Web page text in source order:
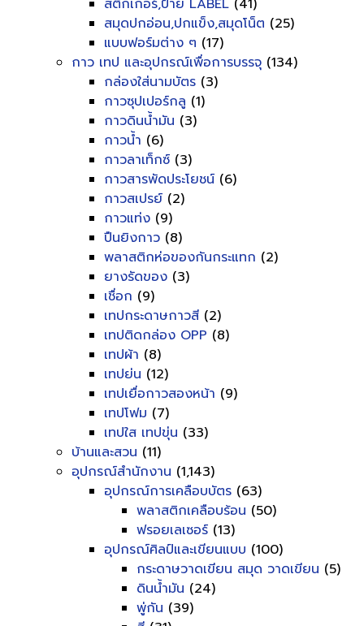
สติกเกอร์,ป้าย LABEL (41)
สมุดปกอ่อน,ปกแข็ง,สมุดโน็ต (25)
แบบฟอร์มต่าง ๆ (17)
กาว เทป และอุปกรณ์เพื่อการบรรจุ (134)
กล่องใส่นามบัตร (3)
กาวซุปเปอร์กลู (1)
กาวดินน้ำมัน (3)
กาวน้ำ (6)
กาวลาเท็กซ์ (3)
กาวสารพัดประโยชน์ (6)
กาวสเปรย์ (2)
กาวแท่ง (9)
ปืนยิงกาว (8)
พลาสติกห่อของกันกระแทก (2)
ยางรัดของ (3)
เชื่อก (9)
เทปกระดาษกาวสี (2)
เทปติดกล่อง OPP (8)
เทปผ้า (8)
เทปย่น (12)
เทปเยื่อกาวสองหน้า (9)
เทปโฟม (7)
เทปใส เทปขุ่น (33)
บ้านและสวน (11)
อุปกรณ์สำนักงาน (1,143)
อุปกรณ์การเคลือบบัตร (63)
พลาสติกเคลือบร้อน (50)
ฟรอยเลเซอร์ (13)
อุปกรณ์ศิลป์และเขียนแบบ (100)
กระดาษวาดเขียน สมุด วาดเขียน (5)
ดินน้ำมัน (24)
พู่กัน (39)